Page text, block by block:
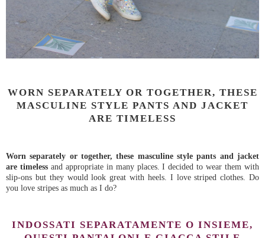
WORN SEPARATELY OR TOGETHER, THESE
MASCULINE STYLE PANTS AND JACKET
ARE TIMELESS
Worn separately or together, these masculine style pants and jacket
are timelessand appropriate in many places. I decided to wear them with
slip-ons but they would look great with heels. I love striped clothes. Do
you love stripes as much as I do?
INDOSSATI SEPARATAMENTE O INSIEME,